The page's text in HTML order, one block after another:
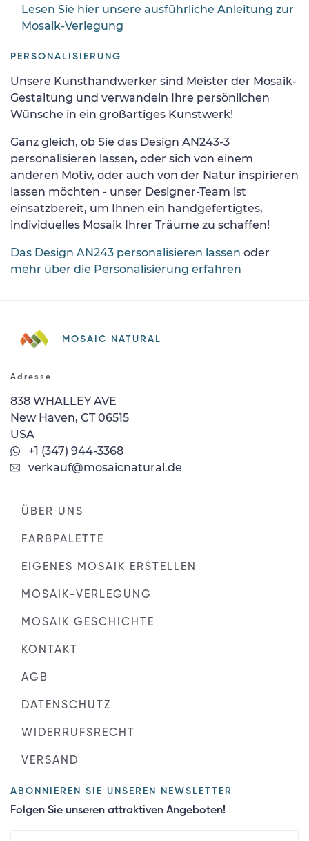
Lesen Sie hier unsere ausführliche Anleitung zur
Mosaik-Verlegung
PERSONALISIERUNG
Unsere Kunsthandwerker sind Meister der Mosaik-
Gestaltung und verwandeln Ihre persönlichen
Wünsche in ein großartiges Kunstwerk!
Ganz gleich, ob Sie das Design AN243-3
personalisieren lassen, oder sich von einem
anderen Motiv, oder auch von der Natur inspirieren
lassen möchten - unser Designer-Team ist
einsatzbereit, um Ihnen ein handgefertigtes,
individuelles Mosaik Ihrer Träume zu schaffen!
Das Design AN243 personalisieren lassen oder
mehr über die Personalisierung erfahren
MOSAIC NATURAL
Adresse
838 WHALLEY AVE
New Haven, CT 06515
USA
+1 (347) 944-3368
verkauf@mosaicnatural.de
ÜBER UNS
FARBPALETTE
EIGENES MOSAIK ERSTELLEN
MOSAIK-VERLEGUNG
MOSAIK GESCHICHTE
KONTAKT
AGB
DATENSCHUTZ
WIDERRUFSRECHT
VERSAND
ABONNIEREN SIE UNSEREN NEWSLETTER
Folgen Sie unseren attraktiven Angeboten!